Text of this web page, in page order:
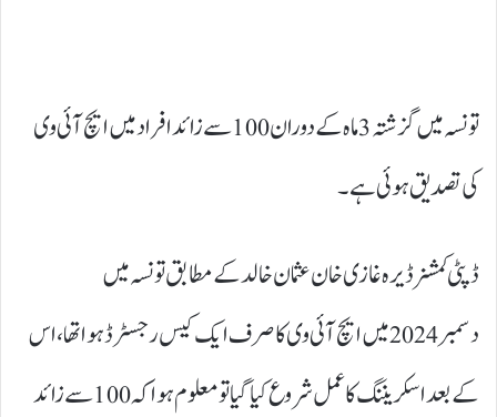
تونسہ میں گزشتہ 3 ماہ کے دوران 100 سے زائد افراد میں ایچ آئی وی
کی تصدیق ہوئی ہے۔
ڈپٹی کمشنر ڈیرہ غازی خان عثمان خالد کے مطابق تونسہ میں
دسمبر 2024 میں ایچ آئی وی کا صرف ایک کیس رجسٹرڈ ہوا تھا، اس
کے بعد اسکریننگ کا عمل شروع کیا گیا تو معلوم ہوا کہ 100 سے زائد